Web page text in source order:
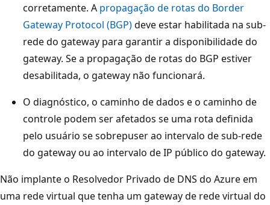
corretamente. A propagação de rotas do Border
Gateway Protocol (BGP)deve estar habilitada na sub-
rede do gateway para garantir a disponibilidade do
gateway. Se a propagação de rotas do BGP estiver
desabilitada, o gateway não funcionará.
O diagnóstico, o caminho de dados e o caminho de
controle podem ser afetados se uma rota definida
pelo usuário se sobrepuser ao intervalo de sub-rede
do gateway ou ao intervalo de IP público do gateway.
Não implante o Resolvedor Privado de DNS do Azure em
uma rede virtual que tenha um gateway de rede virtual do